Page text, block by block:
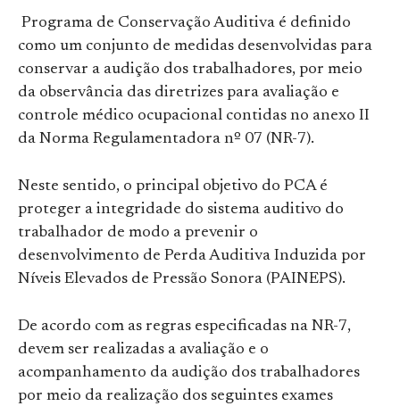
Programa de Conservação Auditiva é definido
como um conjunto de medidas desenvolvidas para
conservar a audição dos trabalhadores, por meio
da observância das diretrizes para avaliação e
controle médico ocupacional contidas no anexo II
da Norma Regulamentadora nº 07 (NR-7).
Neste sentido, o principal objetivo do PCA é
proteger a integridade do sistema auditivo do
trabalhador de modo a prevenir o
desenvolvimento de Perda Auditiva Induzida por
Níveis Elevados de Pressão Sonora (PAINEPS).
De acordo com as regras especificadas na NR-7,
devem ser realizadas a avaliação e o
acompanhamento da audição dos trabalhadores
por meio da realização dos seguintes exames